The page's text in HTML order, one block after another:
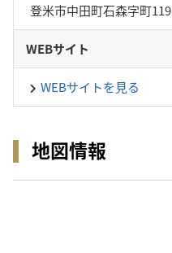
登米市中田町石森字町119
WEBサイト
WEBサイトを見る
地図情報